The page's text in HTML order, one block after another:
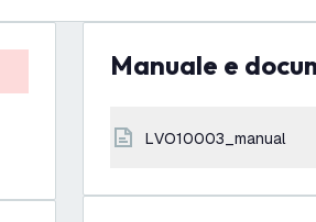
Manuale e
LVO10003_manual